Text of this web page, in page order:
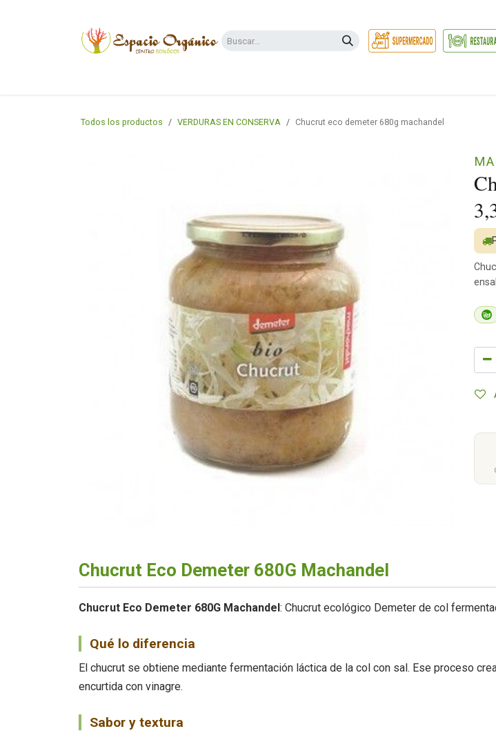
Todos los productos VERDURAS EN CONSERVA Chucrut eco demeter 680g machandel
Chucrut Eco Demeter 680G Machandel
Chucrut Eco Demeter 680G Machandel : Chucrut ecológico Demeter de col
Qué lo diferencia
El chucrut se obtiene mediante fermentación láctica de la col con sal. Ese proceso
encurtida con vinagre.
Sabor y textura